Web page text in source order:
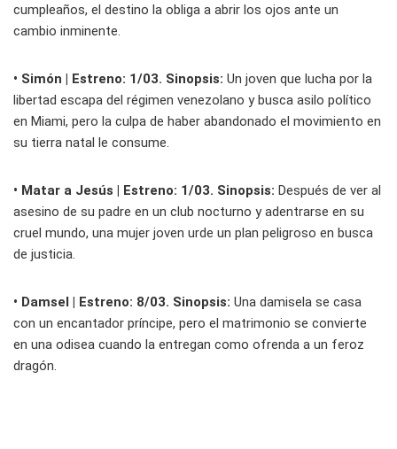
cumpleaños, el destino la obliga a abrir los ojos ante un
cambio inminente.
• Simón | Estreno: 1/03. Sinopsis: Un joven que lucha por la
libertad escapa del régimen venezolano y busca asilo político
en Miami, pero la culpa de haber abandonado el movimiento en
su tierra natal le consume.
• Matar a Jesús | Estreno: 1/03. Sinopsis: Después de ver al
asesino de su padre en un club nocturno y adentrarse en su
cruel mundo, una mujer joven urde un plan peligroso en busca
de justicia.
• Damsel | Estreno: 8/03. Sinopsis: Una damisela se casa
con un encantador príncipe, pero el matrimonio se convierte
en una odisea cuando la entregan como ofrenda a un feroz
dragón.